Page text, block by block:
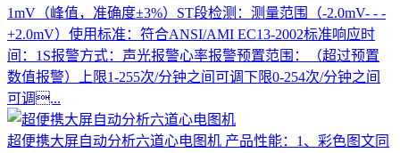
1mV（峰值，准确度±3%）ST段检测：测量范围（-2.0mV- - -
+2.0mV）使用标准：符合ANSI/AMI EC13-2002标准响应时
间：1S报警方式：声光报警心率报警预置范围：（超过预置
数值报警）上限1-255次/分钟之间可调下限0-254次/分钟之间
可调...
超便携大屏自动分析六道心电图机 产品性能：1、彩色图文同